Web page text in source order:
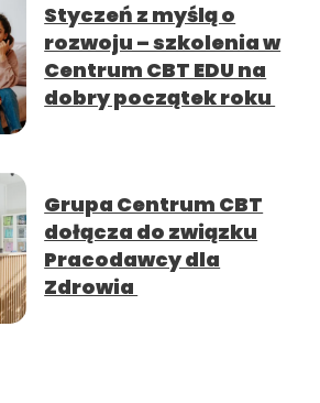
Styczeń z myślą o
rozwoju – szkolenia w
Centrum CBT EDU na
dobry początek roku
Grupa Centrum CBT
dołącza do związku
Pracodawcy dla
Zdrowia